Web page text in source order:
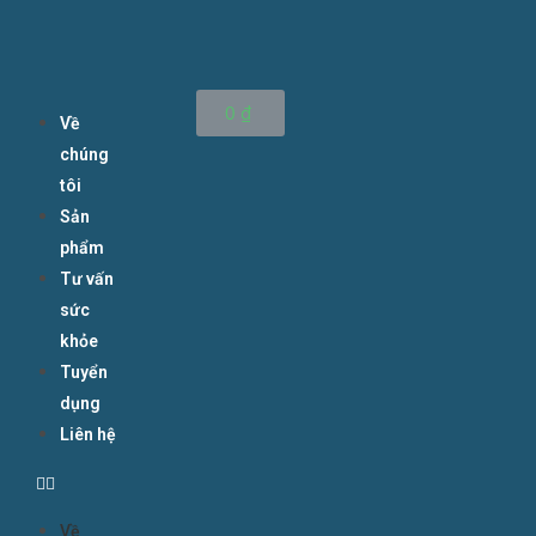
Về
chúng
tôi
Sản
phẩm
Tư vấn
sức
khỏe
Tuyển
dụng
Liên hệ
Về
0 ₫